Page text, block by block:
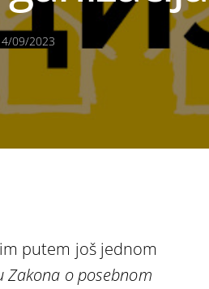
09/2023
putem još jednom
Zakona o posebnom